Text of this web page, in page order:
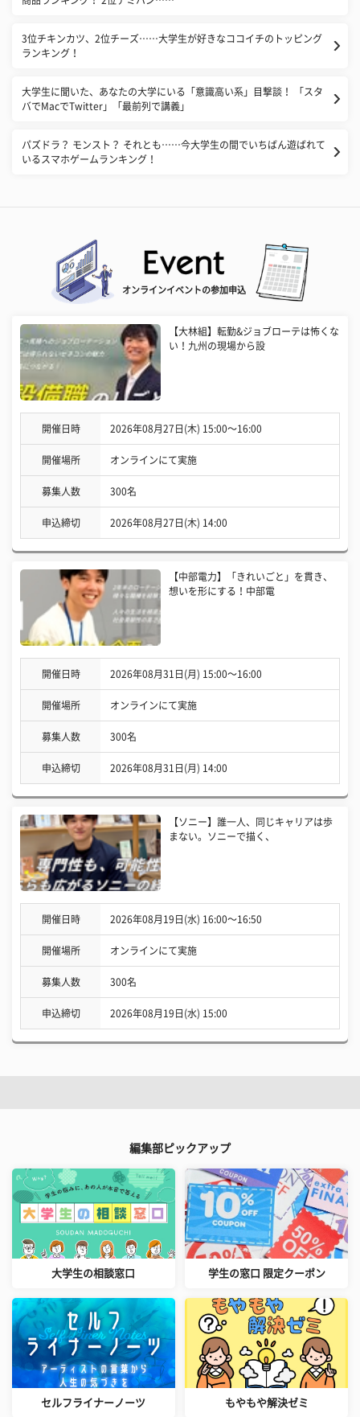
3位チキンカツ、2位チーズ……大学生が好きなココイチのトッピング
ランキング！
大学生に聞いた、あなたの大学にいる「意識高い系」目撃談！ 「スタ
バでMacでTwitter」「最前列で講義」
パズドラ？ モンスト？ それとも……今大学生の間でいちばん遊ばれて
いるスマホゲームランキング！
オンラインイベントの参加申込
【大林組】転勤&ジョブローテは怖くな
い！九州の現場から設
開催日時 2026年08月27日(木) 15:00〜16:00
開催場所 オンラインにて実施
募集人数 300名
申込締切 2026年08月27日(木) 14:00
【中部電力】「きれいごと」を貫き、
想いを形にする！中部電
開催日時 2026年08月31日(月) 15:00〜16:00
開催場所 オンラインにて実施
募集人数 300名
申込締切 2026年08月31日(月) 14:00
【ソニー】誰一人、同じキャリアは歩
まない。ソニーで描く、
開催日時 2026年08月19日(水) 16:00〜16:50
開催場所 オンラインにて実施
募集人数 300名
申込締切 2026年08月19日(水) 15:00
編集部ピックアップ
大学生の相談窓口 学生の窓口 限定クーポン
セルフライナーノーツ もやもや解決ゼミ